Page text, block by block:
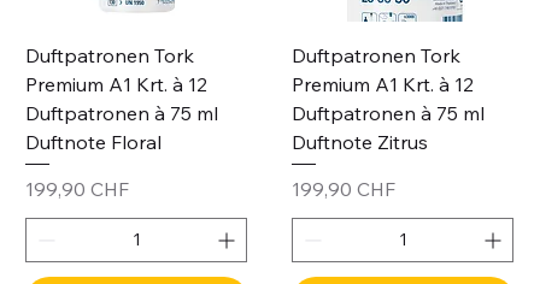
Duftpatronen Tork
Premium A1 Krt. à 12
Duftpatronen à 75 ml
Duftnote Floral
Preis
199,90 CHF
Duftpatronen Tork
Premium A1 Krt. à 12
Duftpatronen à 75 ml
Duftnote Zitrus
Preis
199,90 CHF